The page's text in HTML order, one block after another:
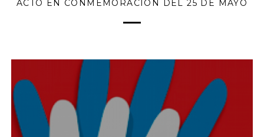
ACTO EN CONMEMORACIÓN DEL 25 DE MAYO